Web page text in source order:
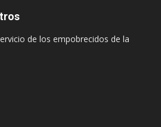
de los empobrecidos de la